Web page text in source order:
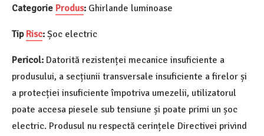
Categorie Produs: Ghirlande luminoase
Tip Risc: Șoc electric
Pericol: Datorită rezistenței mecanice insuficiente a
produsului, a secțiunii transversale insuficiente a firelor și
a protecției insuficiente împotriva umezelii, utilizatorul
poate accesa piesele sub tensiune și poate primi un șoc
electric. Produsul nu respectă cerințele Directivei privind